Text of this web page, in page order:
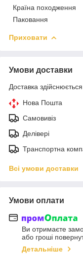
Країна походження
Паковання
Приховати
Умови доставки
Доставка
Нова Пошта
Самовивіз
Делівері
Транспортна
Всі умови доставки
Умови оплати
Ви отримаєте
або гроші
Детальніше